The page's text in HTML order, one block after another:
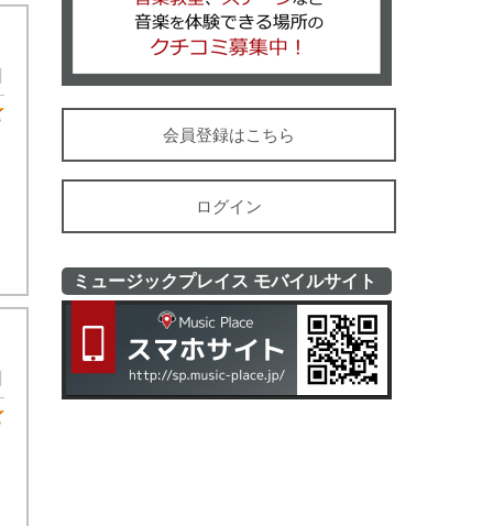
会員登録はこちら
ログイン
ミュージックプレイス モバイルサイト